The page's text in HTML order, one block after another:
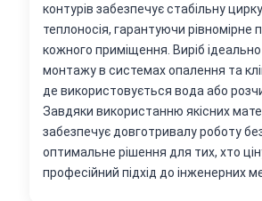
контурів забезпечує стабільну
теплоносія, гарантуючи рівномірне
кожного приміщення. Виріб
монтажу в системах опалення та
де використовується вода або
Завдяки використанню якісних
забезпечує довготривалу роботу
оптимальне рішення для тих, хто
професійний підхід до інженерних